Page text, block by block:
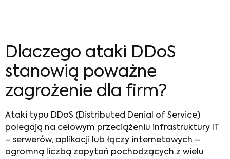
Dlaczego ataki DDoS
stanowią poważne
zagrożenie dla firm?
Ataki typu DDoS (Distributed Denial of Service)
polegają na celowym przeciążeniu infrastruktury IT
– serwerów, aplikacji lub łączy internetowych –
ogromną liczbą zapytań pochodzących z wielu